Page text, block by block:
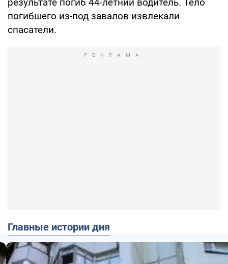
результате погиб 44-летний водитель. Тело
погибшего из-под завалов извлекали
спасатели.
Главные истории дня